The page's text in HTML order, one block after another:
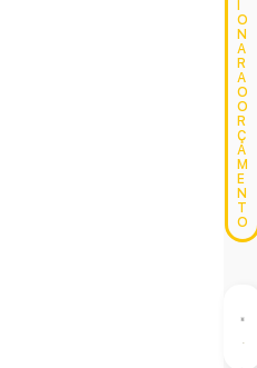
O
N
A
R
A
O
O
R
Ç
A
M
E
N
T
O